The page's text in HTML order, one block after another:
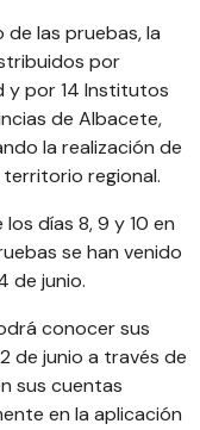
las pruebas, la
por
y por 14 Institutos
de Albacete,
la realización de
regional.
días 8, 9 y 10 en
se han venido
de junio.
conocer sus
de junio a través de
sus cuentas
en la aplicación